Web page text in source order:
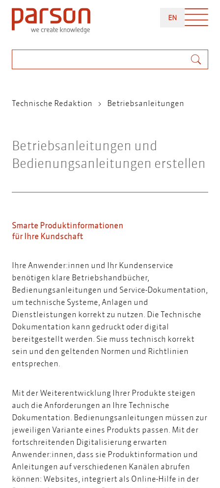
Direkt
zum
Inhalt
ENENGLISH
Pfadnavigation
Technische Redaktion Betriebsanleitungen
Betriebsanleitungen und
Bedienungsanleitungen erstellen
Smarte Produktinformationen
für Ihre Kundschaft
Ihre Anwender:innen und Ihr Kundenservice
benötigen klare Betriebshandbücher,
Bedienungsanleitungen und Service-Dokumentation,
um technische Systeme, Anlagen und
Dienstleistungen korrekt zu nutzen. Die Technische
Dokumentation kann gedruckt oder digital
bereitgestellt werden. Sie muss technisch korrekt
sein und den geltenden Normen und Richtlinien
entsprechen.
Mit der Weiterentwicklung Ihrer Produkte steigen
auch die Anforderungen an Ihre Technische
Dokumentation. Bedienungsanleitungen müssen zur
jeweiligen Variante eines Produkts passen. Mit der
fortschreitenden Digitalisierung erwarten
Anwender:innen, dass sie Produktinformation und
Anleitungen auf verschiedenen Kanälen abrufen
können: Websites, integriert als Online-Hilfe in der